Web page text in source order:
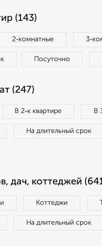
(143)
2‑комнатные
Посуточно
(247)
В 2‑к квартире В
На длительный срок
дач, коттеджей
Коттеджи
На длительный срок